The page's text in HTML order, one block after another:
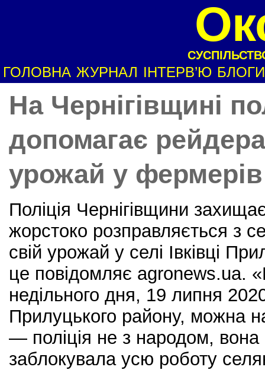
ГОЛОВНА ЖУРНАЛ ІНТЕРВ’Ю БЛОГИ
На Чернігівщині
допомагає
урожай у фермерів
Поліція Чернігівщини
жорстоко розправляється з
свій урожай у селі Івківці
це повідомляє agronews.ua.
недільного дня, 19 липня 2020
Прилуцького району, можна
— поліція не з народом, вона
заблокувала усю роботу